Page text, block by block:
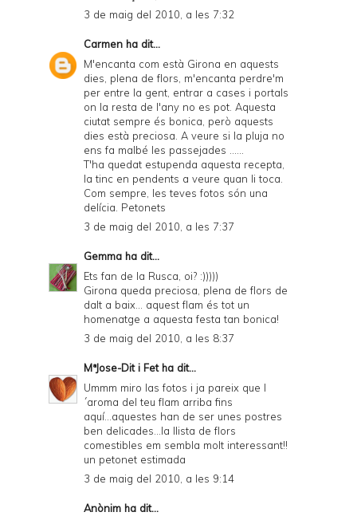
3 de maig del 2010, a les 7:32
Carmen ha dit...
M'encanta com està Girona en aquests
dies, plena de flors, m'encanta perdre'm
per entre la gent, entrar a cases i portals
on la resta de l'any no es pot. Aquesta
ciutat sempre és bonica, però aquests
dies està preciosa. A veure si la pluja no
ens fa malbé les passejades ......
T'ha quedat estupenda aquesta recepta,
la tinc en pendents a veure quan li toca.
Com sempre, les teves fotos són una
delícia. Petonets
3 de maig del 2010, a les 7:37
Gemma ha dit...
Ets fan de la Rusca, oi? :)))))
Girona queda preciosa, plena de flors de
dalt a baix... aquest flam és tot un
homenatge a aquesta festa tan bonica!
3 de maig del 2010, a les 8:37
MªJose-Dit i Fetha dit...
Ummm miro las fotos i ja pareix que l
´aroma del teu flam arriba fins
aquí...aquestes han de ser unes postres
ben delicades...la llista de flors
comestibles em sembla molt interessant!!
un petonet estimada
3 de maig del 2010, a les 9:14
Anònim ha dit...